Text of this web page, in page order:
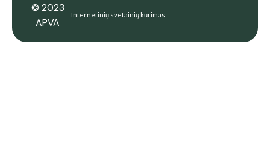
© 2023
APVA
Internetinių svetainių kūrimas